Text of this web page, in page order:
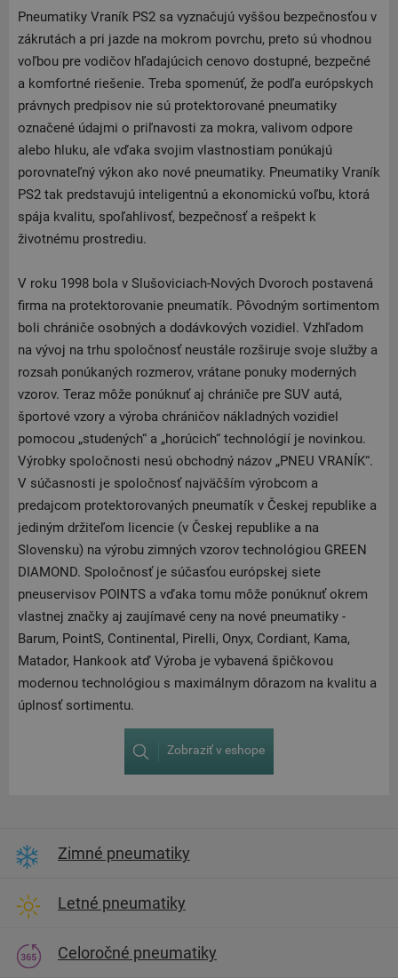
Pneumatiky Vraník PS2 sa vyznačujú vyššou bezpečnosťou v
zákrutách a pri jazde na mokrom povrchu, preto sú vhodnou
voľbou pre vodičov hľadajúcich cenovo dostupné, bezpečné
a komfortné riešenie. Treba spomenúť, že podľa európskych
právnych predpisov nie sú protektorované pneumatiky
označené údajmi o priľnavosti za mokra, valivom odpore
alebo hluku, ale vďaka svojim vlastnostiam ponúkajú
porovnateľný výkon ako nové pneumatiky. Pneumatiky Vraník
PS2 tak predstavujú inteligentnú a ekonomickú voľbu, ktorá
spája kvalitu, spoľahlivosť, bezpečnosť a rešpekt k
životnému prostrediu.
V roku 1998 bola v Slušoviciach-Nových Dvoroch postavená
firma na protektorovanie pneumatík. Pôvodným sortimentom
boli chrániče osobných a dodávkových vozidiel. Vzhľadom
na vývoj na trhu spoločnosť neustále rozširuje svoje služby a
rozsah ponúkaných rozmerov, vrátane ponuky moderných
vzorov. Teraz môže ponúknuť aj chrániče pre SUV autá,
športové vzory a výroba chráničov nákladných vozidiel
pomocou „studených“ a „horúcich“ technológií je novinkou.
Výrobky spoločnosti nesú obchodný názov „PNEU VRANÍK“.
V súčasnosti je spoločnosť najväčším výrobcom a
predajcom protektorovaných pneumatík v Českej republike a
jediným držiteľom licencie (v Českej republike a na
Slovensku) na výrobu zimných vzorov technológiou GREEN
DIAMOND. Spoločnosť je súčasťou európskej siete
pneuservisov POINTS a vďaka tomu môže ponúknuť okrem
vlastnej značky aj zaujímavé ceny na nové pneumatiky -
Barum, PointS, Continental, Pirelli, Onyx, Cordiant, Kama,
Matador, Hankook atď Výroba je vybavená špičkovou
modernou technológiou s maximálnym dôrazom na kvalitu a
úplnosť sortimentu.
Zobraziť v eshope
Zimné pneumatiky
Letné pneumatiky
Celoročné pneumatiky